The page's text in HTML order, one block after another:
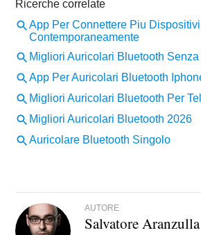
AUTORE
Salvatore Aranzulla